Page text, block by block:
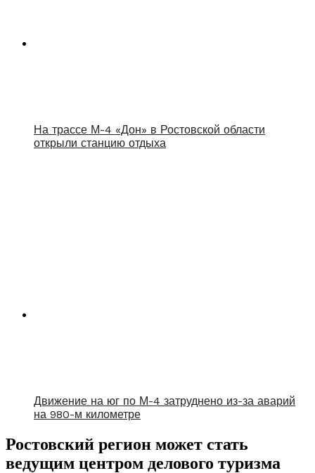
На трассе М-4 «Дон» в Ростовской области
открыли станцию отдыха
Движение на юг по М-4 затруднено из-за аварий
на 980-м километре
Ростовский регион может стать
ведущим центром делового туризма